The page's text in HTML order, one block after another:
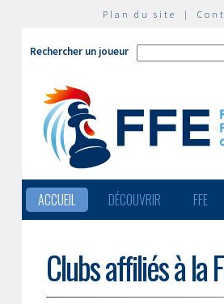
Plan du site |
Rechercher un joueur
ACCUEIL DÉCOUVRIR FFE
Clubs affiliés à la